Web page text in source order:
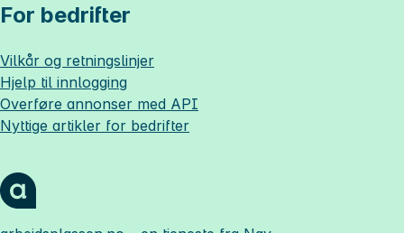
For bedrifter
Vilkår og retningslinjer
Hjelp til innlogging
Overføre annonser med API
Nyttige artikler for bedrifter